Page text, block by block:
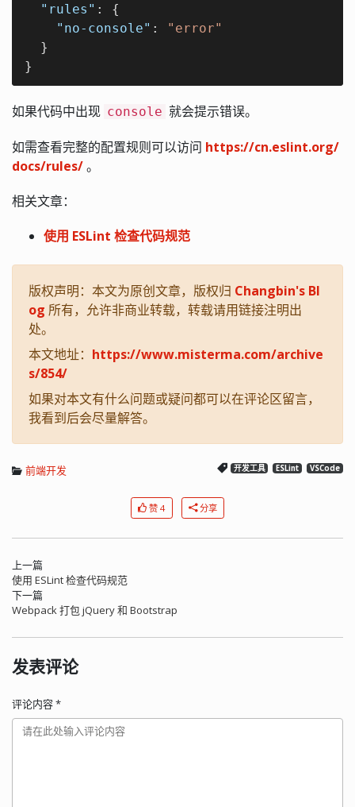
"rules" : {
"no-console" :
"error"
  }
}
如果代码中出现 console 就会提示错误。
如需查看完整的配置规则可以访问 https://cn.eslint.org/
docs/rules/。
相关文章：
使用 ESLint 检查代码规范
版权声明：本文为原创文章，版权归 Changbin's Bl
og 所有，允许非商业转载，转载请用链接注明出
处。
本文地址： https://www.misterma.com/archive
s/854/
如果对本文有什么问题或疑问都可以在评论区留言，
我看到后会尽量解答。
前端开发 开发工具 ESLint VSCode
赞 4 分享
上一篇
使用 ESLint 检查代码规范
下一篇
Webpack 打包 jQuery 和 Bootstrap
发表评论
评论内容*